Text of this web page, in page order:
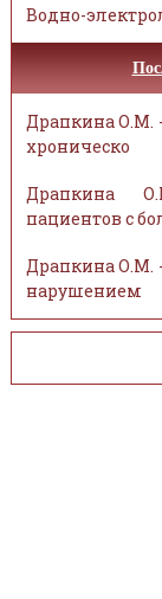
Водно-
Драпкина О.М.
хроническо
Драпкина
пациентов с
Драпкина О.М.
нарушением